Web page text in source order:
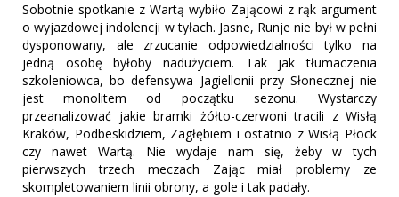
Sobotnie spotkanie z Wartą wybiło Zającowi z rąk argument
o wyjazdowej indolencji w tyłach. Jasne, Runje nie był w pełni
dysponowany, ale zrzucanie odpowiedzialności tylko na
jedną osobę byłoby nadużyciem. Tak jak tłumaczenia
szkoleniowca, bo defensywa Jagiellonii przy Słonecznej nie
jest monolitem od początku sezonu. Wystarczy
przeanalizować jakie bramki żółto-czerwoni tracili z Wisłą
Kraków, Podbeskidziem, Zagłębiem i ostatnio z Wisłą Płock
czy nawet Wartą. Nie wydaje nam się, żeby w tych
pierwszych trzech meczach Zając miał problemy ze
skompletowaniem linii obrony, a gole i tak padały.